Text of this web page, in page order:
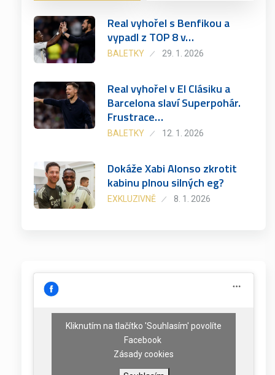
Real vyhořel s Benfikou a
vypadl z TOP 8 v…
BALETKY 29. 1. 2026
Real vyhořel v El Clásiku a
Barcelona slaví Superpohár.
Frustrace…
BALETKY 12. 1. 2026
Dokáže Xabi Alonso zkrotit
kabinu plnou silných eg?
EXKLUZIVNĚ 8. 1. 2026
Kliknutím na tlačítko 'Souhlasím' povolíte
Facebook
Zásady cookies